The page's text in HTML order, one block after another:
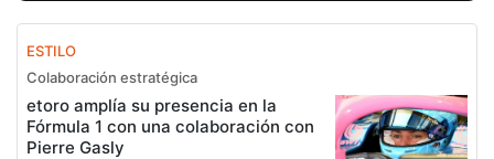
ESTILO
Colaboración estratégica
etoro amplía su presencia en la
Fórmula 1 con una colaboración con
Pierre Gasly